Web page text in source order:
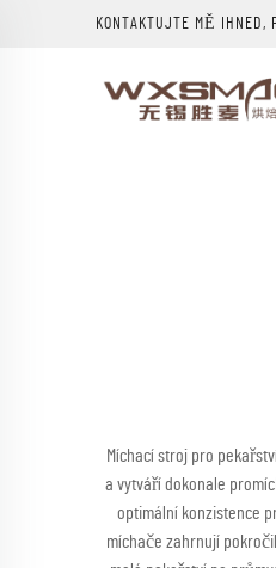
KONTAKTUJTE MĚ IHNED,
Míchací stroj pro
a vytváří dokonale
optimální konzistence
míchače zahrnují